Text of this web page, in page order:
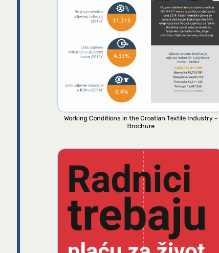
Working Conditions in the Croatian Textile Industry –
Brochure